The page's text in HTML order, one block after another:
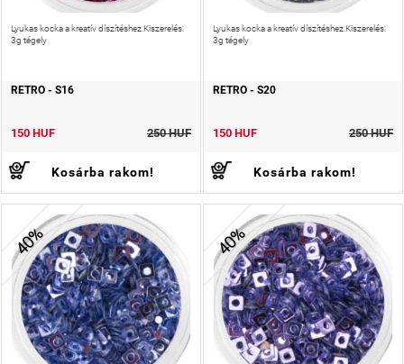
Lyukas kocka a kreatív díszítéshez.Kiszerelés:
3g tégely
RETRO - S16
150 HUF 250 HUF
Kosárba rakom!
Lyukas kocka a kreatív díszítéshez.Kiszerelés:
3g tégely
RETRO - S20
150 HUF 250 HUF
Kosárba rakom!
40% 40%